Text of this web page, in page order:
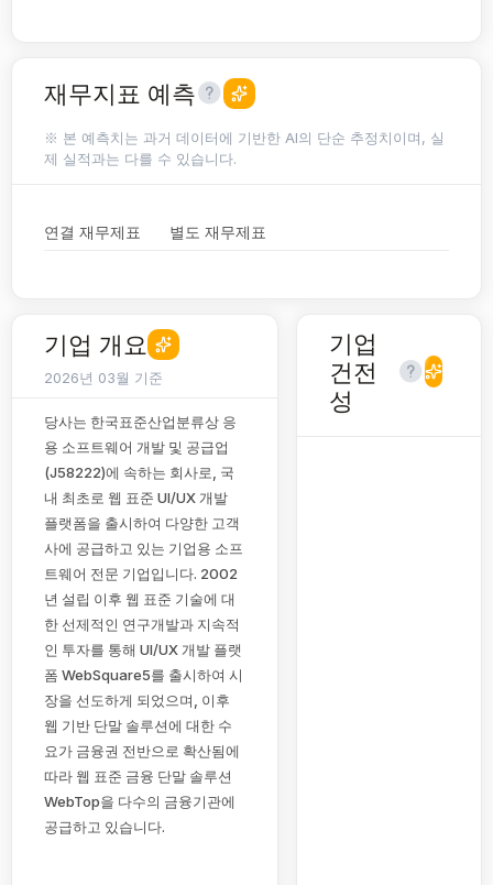
재무지표 예측
※ 본 예측치는 과거 데이터에 기반한 AI의 단순 추정치이며, 실
제 실적과는 다를 수 있습니다.
연결 재무제표 별도 재무제표
기업 개요
2026년 03월 기준
당사는 한국표준산업분류상 응
용 소프트웨어 개발 및 공급업
(J58222)에 속하는 회사로, 국
내 최초로 웹 표준 UI/UX 개발
플랫폼을 출시하여 다양한 고객
사에 공급하고 있는 기업용 소프
트웨어 전문 기업입니다. 2002
년 설립 이후 웹 표준 기술에 대
한 선제적인 연구개발과 지속적
인 투자를 통해 UI/UX 개발 플랫
폼 WebSquare5를 출시하여 시
장을 선도하게 되었으며, 이후
웹 기반 단말 솔루션에 대한 수
요가 금융권 전반으로 확산됨에
따라 웹 표준 금융 단말 솔루션
WebTop을 다수의 금융기관에
공급하고 있습니다.
기업
건전
성